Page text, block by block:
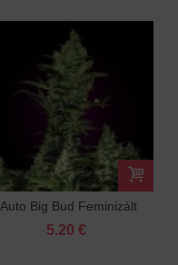
Auto Big Bud Feminizált
5.20 €